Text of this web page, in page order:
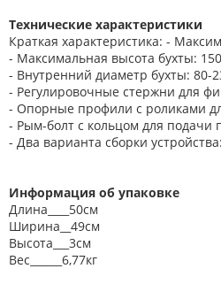
Технические характеристики
Краткая характеристика: -
- Максимальная высота бухты:
- Внутренний диаметр бухты: 80-
- Регулировочные стержни для
- Опорные профили с роликами
- Рым-болт с кольцом для подачи
- Два варианта сборки
Информация об упаковке
Длина____50см
Ширина__49см
Высота___3см
Вес______6,77кг